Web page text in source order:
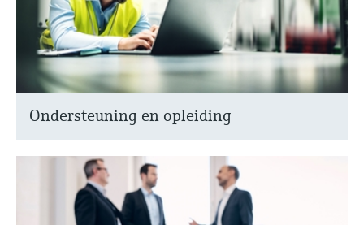
Ondersteuning en opleiding